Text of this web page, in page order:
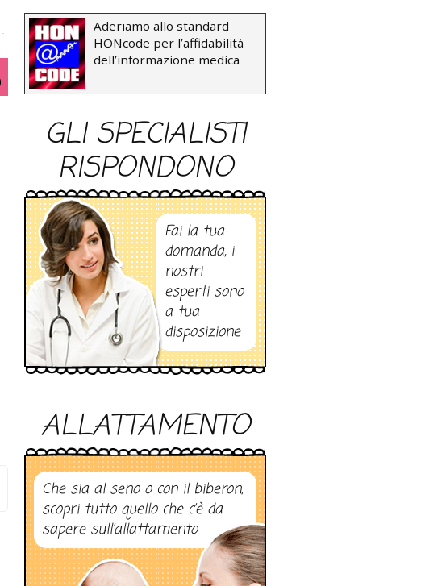
Aderiamo allo standard
HONcode per l’affidabilità
dell’informazione medica
GLI SPECIALISTI
RISPONDONO
Fai la tua
domanda, i
nostri
esperti sono
a tua
disposizione
ALLATTAMENTO
Che sia al seno o con il biberon,
scopri tutto quello che c’è da
sapere sull’allattamento